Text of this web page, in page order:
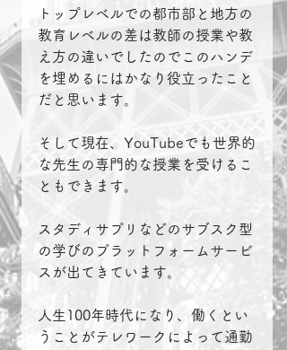
トップレベルでの都市部と地方の
教育レベルの差は教師の授業や教
え方の違いでしたのでこのハンデ
を埋めるにはかなり役立ったこと
だと思います。
そして現在、YouTubeでも世界的
な先生の専門的な授業を受けるこ
ともできます。
スタディサプリなどのサブスク型
の学びのプラットフォームサービ
スが出てきています。
人生100年時代になり、働くとい
うことがテレワークによって通勤